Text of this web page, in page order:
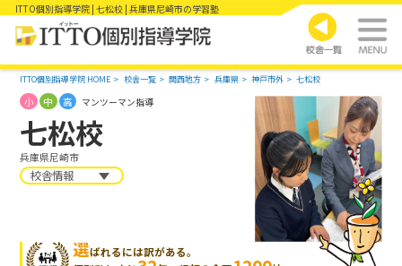
ITTO個別指導学院 | 七松校 | 兵庫県尼崎市の学習塾
ITTO個別指導学院 HOME 校舎一覧 関西地方 兵庫県 神戸市外 七松校
七松校
兵庫県尼崎市
小 中 高 マンツーマン指導
校舎情報
選ばれるには訳がある。